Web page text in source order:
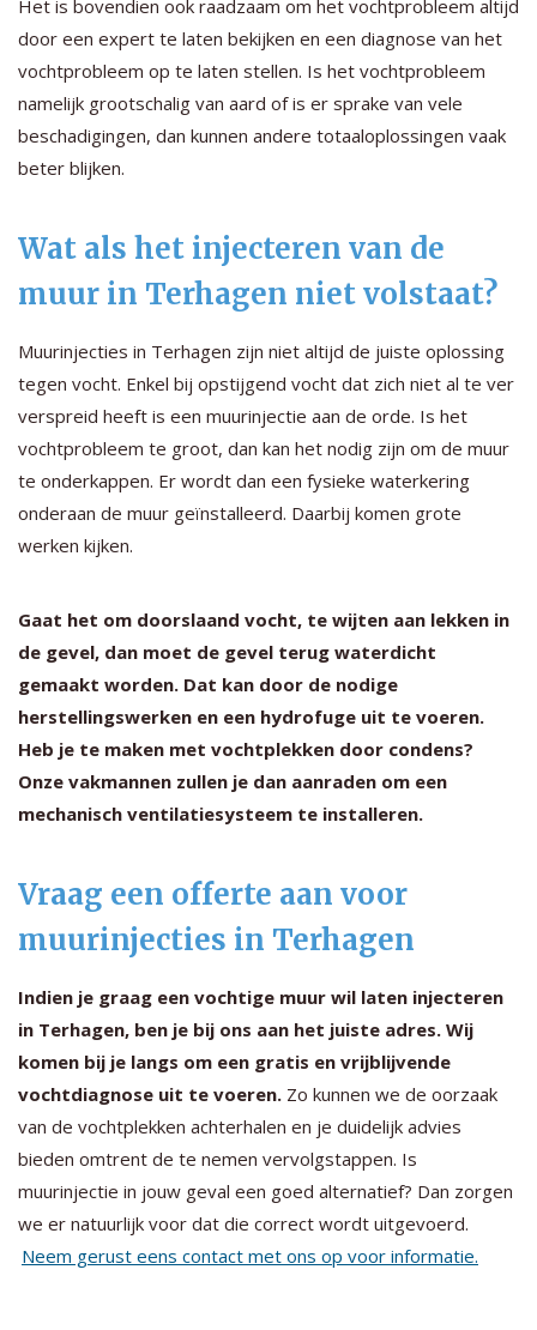
Het is bovendien ook raadzaam om het vochtprobleem altijd
door een expert te laten bekijken en een diagnose van het
vochtprobleem op te laten stellen. Is het vochtprobleem
namelijk grootschalig van aard of is er sprake van vele
beschadigingen, dan kunnen andere totaaloplossingen vaak
beter blijken.
Wat als het injecteren van de
muur in Terhagen niet volstaat?
Muurinjecties in Terhagen zijn niet altijd de juiste oplossing
tegen vocht. Enkel bij opstijgend vocht dat zich niet al te ver
verspreid heeft is een muurinjectie aan de orde. Is het
vochtprobleem te groot, dan kan het nodig zijn om de muur
te onderkappen. Er wordt dan een fysieke waterkering
onderaan de muur geïnstalleerd. Daarbij komen grote
werken kijken.
Gaat het om doorslaand vocht, te wijten aan lekken in
de gevel, dan moet de gevel terug waterdicht
gemaakt worden. Dat kan door de nodige
herstellingswerken en een hydrofuge uit te voeren.
Heb je te maken met vochtplekken door condens?
Onze vakmannen zullen je dan aanraden om een
mechanisch ventilatiesysteem te installeren.
Vraag een offerte aan voor
muurinjecties in Terhagen
Indien je graag een vochtige muur wil laten injecteren
in Terhagen, ben je bij ons aan het juiste adres. Wij
komen bij je langs om een gratis en vrijblijvende
vochtdiagnose uit te voeren. Zo kunnen we de oorzaak
van de vochtplekken achterhalen en je duidelijk advies
bieden omtrent de te nemen vervolgstappen. Is
muurinjectie in jouw geval een goed alternatief? Dan zorgen
we er natuurlijk voor dat die correct wordt uitgevoerd.
Neem gerust eens contact met ons op voor informatie.